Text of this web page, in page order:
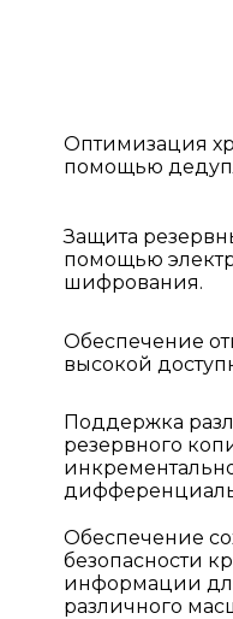
Оптимизация
помощью
Защита
помощью
шифрования.
Обеспечение
высокой
Поддержка
резервного
Обеспечение
безопасности
информации
различного